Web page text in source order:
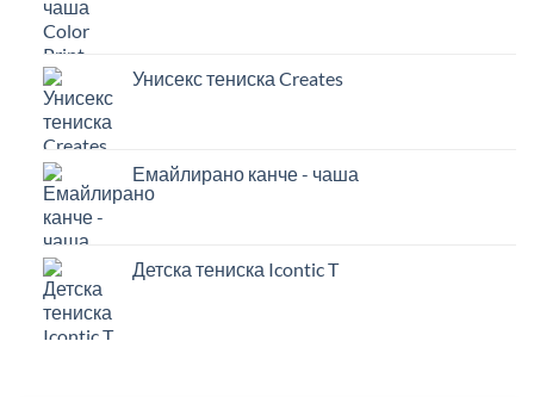
Унисекс тениска Creates
Емайлирано канче - чаша
Детска тениска Icontic T